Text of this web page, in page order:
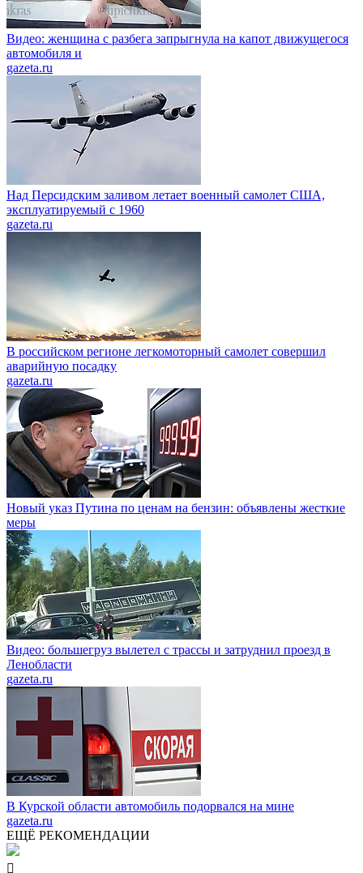
Видео: женщина с разбега запрыгнула на капот движущегося
автомобиля и
gazeta.ru
Над Персидским заливом летает военный самолет США,
эксплуатируемый с 1960
gazeta.ru
В российском регионе легкомоторный самолет совершил
аварийную посадку
gazeta.ru
Новый указ Путина по ценам на бензин: объявлены жесткие
меры
Видео: большегруз вылетел с трассы и затруднил проезд в
Ленобласти
gazeta.ru
В Курской области автомобиль подорвался на мине
gazeta.ru
ЕЩЁ РЕКОМЕНДАЦИИ
